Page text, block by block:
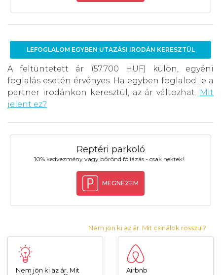
LEFOGLALOM EGYBEN UTAZÁSI IRODÁN KERESZTÜL
A feltüntetett ár (57.700 HUF) külön, egyéni
foglalás esetén érvényes. Ha egyben foglalod le a
partner irodánkon keresztül, az ár változhat. Mit
jelent ez?
Reptéri parkoló
10% kedvezmény vagy bőrönd fóliázás - csak nektek!
MEGNÉZEM
Nem jön ki az ár. Mit csinálok rosszul?
Nem jön ki az ár. Mit
Airbnb